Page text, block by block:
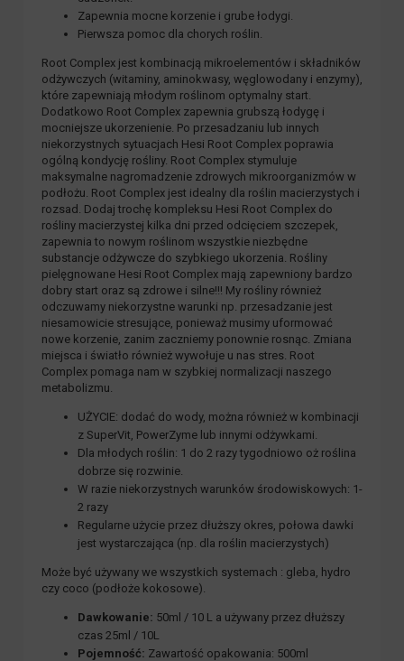
Zapewnia mocne korzenie i grube łodygi.
Pierwsza pomoc dla chorych roślin.
Root Complex jest kombinacją mikroelementów i składników
odżywczych (witaminy, aminokwasy, węglowodany i enzymy),
które zapewniają młodym roślinom optymalny start.
Dodatkowo Root Complex zapewnia grubszą łodygę i
mocniejsze ukorzenienie. Po przesadzaniu lub innych
niekorzystnych sytuacjach Hesi Root Complex poprawia
ogólną kondycję rośliny. Root Complex stymuluje
maksymalne nagromadzenie zdrowych mikroorganizmów w
podłożu. Root Complex jest idealny dla roślin macierzystych i
rozsad. Dodaj trochę kompleksu Hesi Root Complex do
rośliny macierzystej kilka dni przed odcięciem szczepek,
zapewnia to nowym roślinom wszystkie niezbędne
substancje odżywcze do szybkiego ukorzenia. Rośliny
pielęgnowane Hesi Root Complex mają zapewniony bardzo
dobry start oraz są zdrowe i silne!!! My rośliny również
odczuwamy niekorzystne warunki np. przesadzanie jest
niesamowicie stresujące, ponieważ musimy uformować
nowe korzenie, zanim zaczniemy ponownie rosnąc. Zmiana
miejsca i światło również wywołuje u nas stres. Root
Complex pomaga nam w szybkiej normalizacji naszego
metabolizmu.
UŻYCIE: dodać do wody, można również w kombinacji
z SuperVit, PowerZyme lub innymi odżywkami.
Dla młodych roślin: 1 do 2 razy tygodniowo oż roślina
dobrze się rozwinie.
W razie niekorzystnych warunków środowiskowych: 1-
2 razy
Regularne użycie przez dłuższy okres, połowa dawki
jest wystarczająca (np. dla roślin macierzystych)
Może być używany we wszystkich systemach : gleba, hydro
czy coco (podłoże kokosowe).
Dawkowanie: 50ml / 10 L a używany przez dłuższy
czas 25ml / 10L
Pojemność: Zawartość opakowania: 500ml